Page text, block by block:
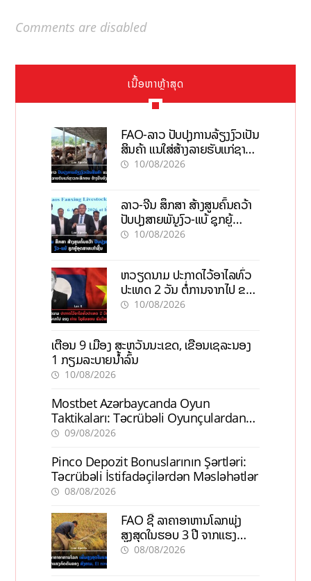
Comments are disabled
ເນື້ອຫາຫຼ້າສຸດ
FAO-ລາວ ປັບປຸງການລ້ຽງງົວເປັນ
ສິນຄ້າ ແນໃສ່ສ້າງລາຍຮັບແກ່ຊາວ
ກະສິກອນຢ່າງຍືນຍົງ
10/08/2026
ລາວ-ຈີນ ສຶກສາ ສ້າງສູນຄົ້ນຄວ້າ
ປັບປຸງສາຍພັນງົວ-ແບ້ ຊຸກຍູ້
ອຸດສາຫະກຳຊີ້ນ
10/08/2026
ຫວຽດນາມ ປະກາດໄວ້ອາໄລທົ່ວ
ປະເທດ 2 ວັນ ຕໍ່ການຈາກໄປ ຂອງ
ທ່ານ ໄຊສົມພອນ ພົມວິຫານ
10/08/2026
ເຕືອນ 9 ເມືອງ ສະຫວັນນະເຂດ, ເຂື່ອນເຊລະນອງ
1 ກຽມລະບາຍນ້ຳລົ້ນ
10/08/2026
Mostbet Azərbaycanda Oyun
Taktikaları: Təcrübəli Oyunçulardan
İpuçları
09/08/2026
Pinco Depozit Bonuslarının Şərtləri:
Təcrübəli İstifadəçilərdən Məsləhətlər
08/08/2026
FAO ຊີ້ ລາຄາອາຫານໂລກພຸ່ງ
ສູງສຸດໃນຮອບ 3 ປີ ຈາກແຮງ
ກົດດັນຂອງສົງຄາມ, El nino
08/08/2026